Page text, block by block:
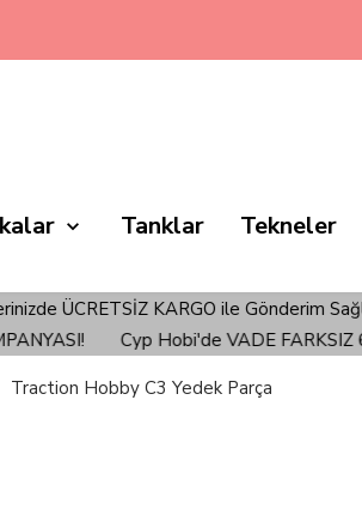
Tanklar Tekneler
KARGO ile Gönderim
Cyp Hobi'de VADE FARKSIZ 6
Traction Hobby C3 Yedek Parça